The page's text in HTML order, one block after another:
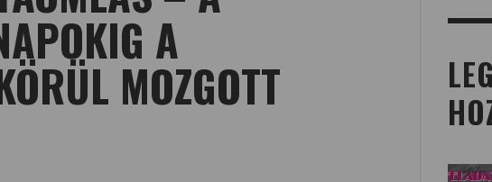
A
MOZGOTT